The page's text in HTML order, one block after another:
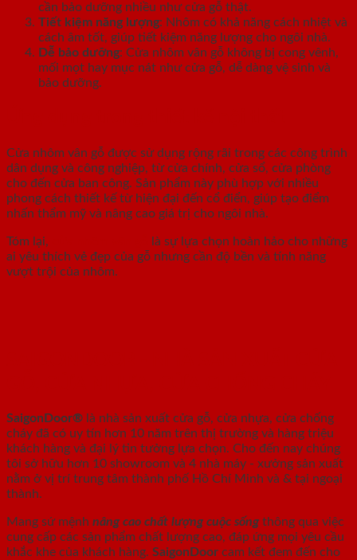
cần bảo dưỡng nhiều như cửa gỗ thật.
Tiết kiệm năng lượng: Nhôm có khả năng cách nhiệt và
cách âm tốt, giúp tiết kiệm năng lượng cho ngôi nhà.
Dễ bảo dưỡng: Cửa nhôm vân gỗ không bị cong vênh,
mối mọt hay mục nát như cửa gỗ, dễ dàng vệ sinh và
bảo dưỡng.
Cửa nhôm vân gỗ được sử dụng rộng rãi trong các công trình
dân dụng và công nghiệp, từ cửa chính, cửa sổ, cửa phòng
cho đến cửa ban công. Sản phẩm này phù hợp với nhiều
phong cách thiết kế từ hiện đại đến cổ điển, giúp tạo điểm
nhấn thẩm mỹ và nâng cao giá trị cho ngôi nhà.
Tóm lại,
là sự lựa chọn hoàn hảo cho những
ai yêu thích vẻ đẹp của gỗ nhưng cần độ bền và tính năng
vượt trội của nhôm.
SaigonDoor® là nhà sản xuất cửa gỗ, cửa nhựa, cửa chống
cháy đã có uy tín hơn 10 năm trên thị trường và hàng triệu
khách hàng và đại lý tin tưởng lựa chọn. Cho đến nay chúng
tôi sở hữu hơn 10 showroom và 4 nhà máy - xưởng sản xuất
nằm ở vị trí trung tâm thành phố Hồ Chí Minh và & tại ngoại
thành.
Mang sứ mệnh nâng cao chất lượng cuộc sống thông qua việc
cung cấp các sản phẩm chất lượng cao, đáp ứng mọi yêu cầu
khắc khe của khách hàng. SaigonDoor cam kết đem đến cho